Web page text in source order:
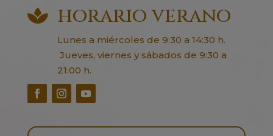
 horario verano
Lunes a miércoles de 9:30 a 14:30 h.
Jueves, viernes y sábados de 9:30 a
21:00 h.